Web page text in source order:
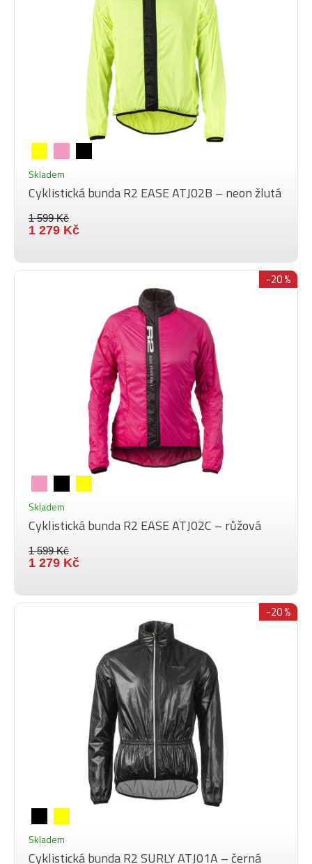
Skladem
Cyklistická bunda R2 EASE ATJ02B – neon žlutá
1 599 Kč
1 279 Kč
-20 %
Skladem
Cyklistická bunda R2 EASE ATJ02C – růžová
1 599 Kč
1 279 Kč
-20 %
Skladem
Cyklistická bunda R2 SURLY ATJ01A – černá